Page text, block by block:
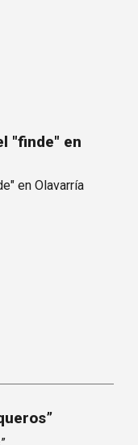
"finde" en